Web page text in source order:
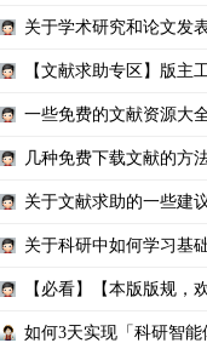
关于学术研究和论文发
【文献求助专区】版主
一些免费的文献资源大
几种免费下载文献的方
关于文献求助的一些建
关于科研中如何学习基
【必看】【本版版规，
如何3天实现「科研智